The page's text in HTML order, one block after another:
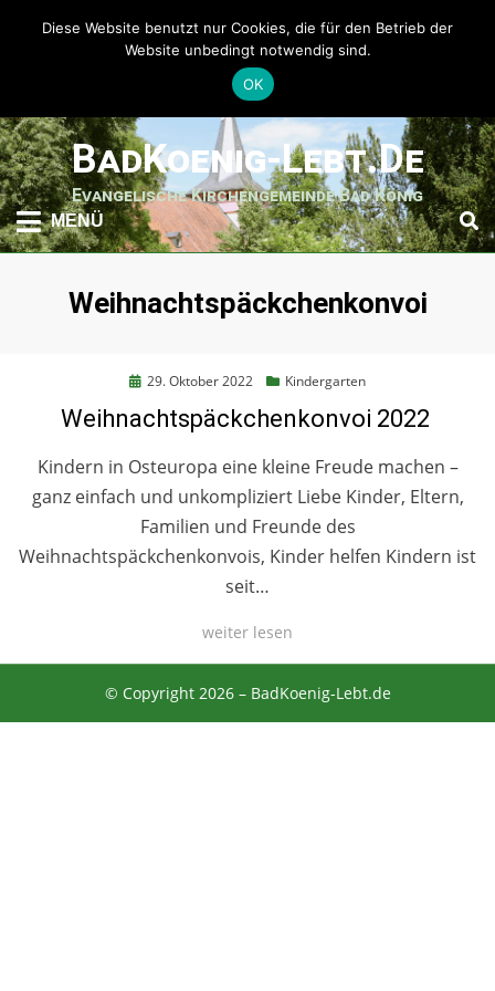
weiter
zum
Inhalt
BadKoenig-Lebt.de
Evangelische Kirchengemeinde Bad König
MENÜ
Schlagwort
:
Weihnachtspäckchenkonvoi
Posted
29. Oktober 2022 Kindergarten
Weihnachtspäckchenkonvoi 2022
Kindern in Osteuropa eine kleine Freude machen –
ganz einfach und unkompliziert Liebe Kinder, Eltern,
Familien und Freunde des
Weihnachtspäckchenkonvois, Kinder helfen Kindern ist
seit…
weiter lesen
© Copyright 2026 – BadKoenig-Lebt.de
Anther Theme vonDesignOrbital⋅Powered byWordPress
Diese Website benutzt nur Cookies, die für den Betrieb der
Website unbedingt notwendig sind.
OK